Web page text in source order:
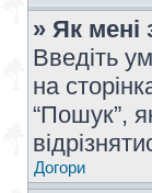
» Як мені
Введіть
на
“Пошук”,
Догори